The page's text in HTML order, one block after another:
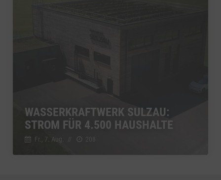
WASSERKRAFTWERK SULZAU:
STROM FÜR 4.500 HAUSHALTE
Fr., 7. Aug.